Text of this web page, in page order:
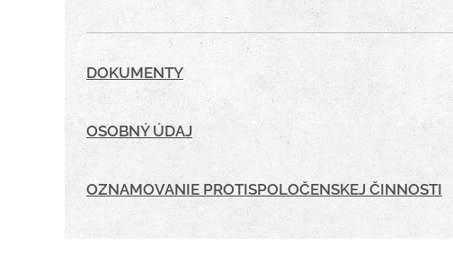
DOKUMENTY
OSOBNÝ ÚDAJ
OZNAMOVANIE PROTISPOLOČENSKEJ ČINNOSTI